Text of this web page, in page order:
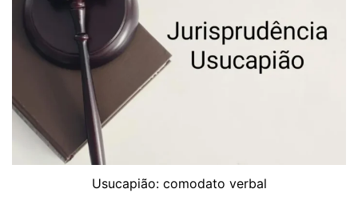
Usucapião: comodato verbal